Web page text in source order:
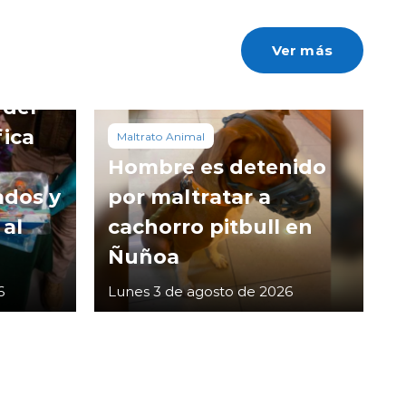
Ver más
y
Maltrato Animal
Hombre es detenido
por maltratar a
cachorro pitbull en
Ñuñoa
Lunes 3 de agosto de 2026